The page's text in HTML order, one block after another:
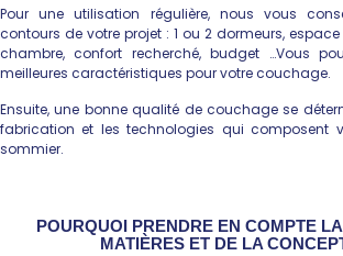
Pour une utilisation régulière, nous vous
contours de votre projet : 1 ou 2 dormeurs,
chambre, confort recherché, budget …Vous
meilleures caractéristiques pour votre couchage.
Ensuite, une bonne qualité de couchage se
fabrication et les technologies qui composent
sommier.
POURQUOI PRENDRE EN COMPTE
MATIÈRES ET DE LA